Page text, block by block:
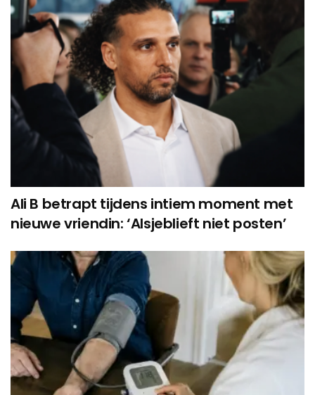
Ali B betrapt tijdens intiem moment met
nieuwe vriendin: ‘Alsjeblieft niet posten’